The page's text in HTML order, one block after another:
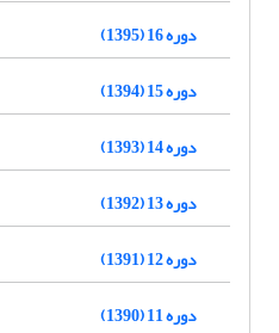
دوره 16 (1395)
دوره 15 (1394)
دوره 14 (1393)
دوره 13 (1392)
دوره 12 (1391)
دوره 11 (1390)